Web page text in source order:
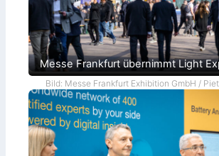
Messe Frankfurt übernimmt Light
Bild: Messe Frankfurt Exhibition GmbH /